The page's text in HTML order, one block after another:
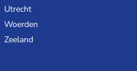
Utrecht
Woerden
Zeeland